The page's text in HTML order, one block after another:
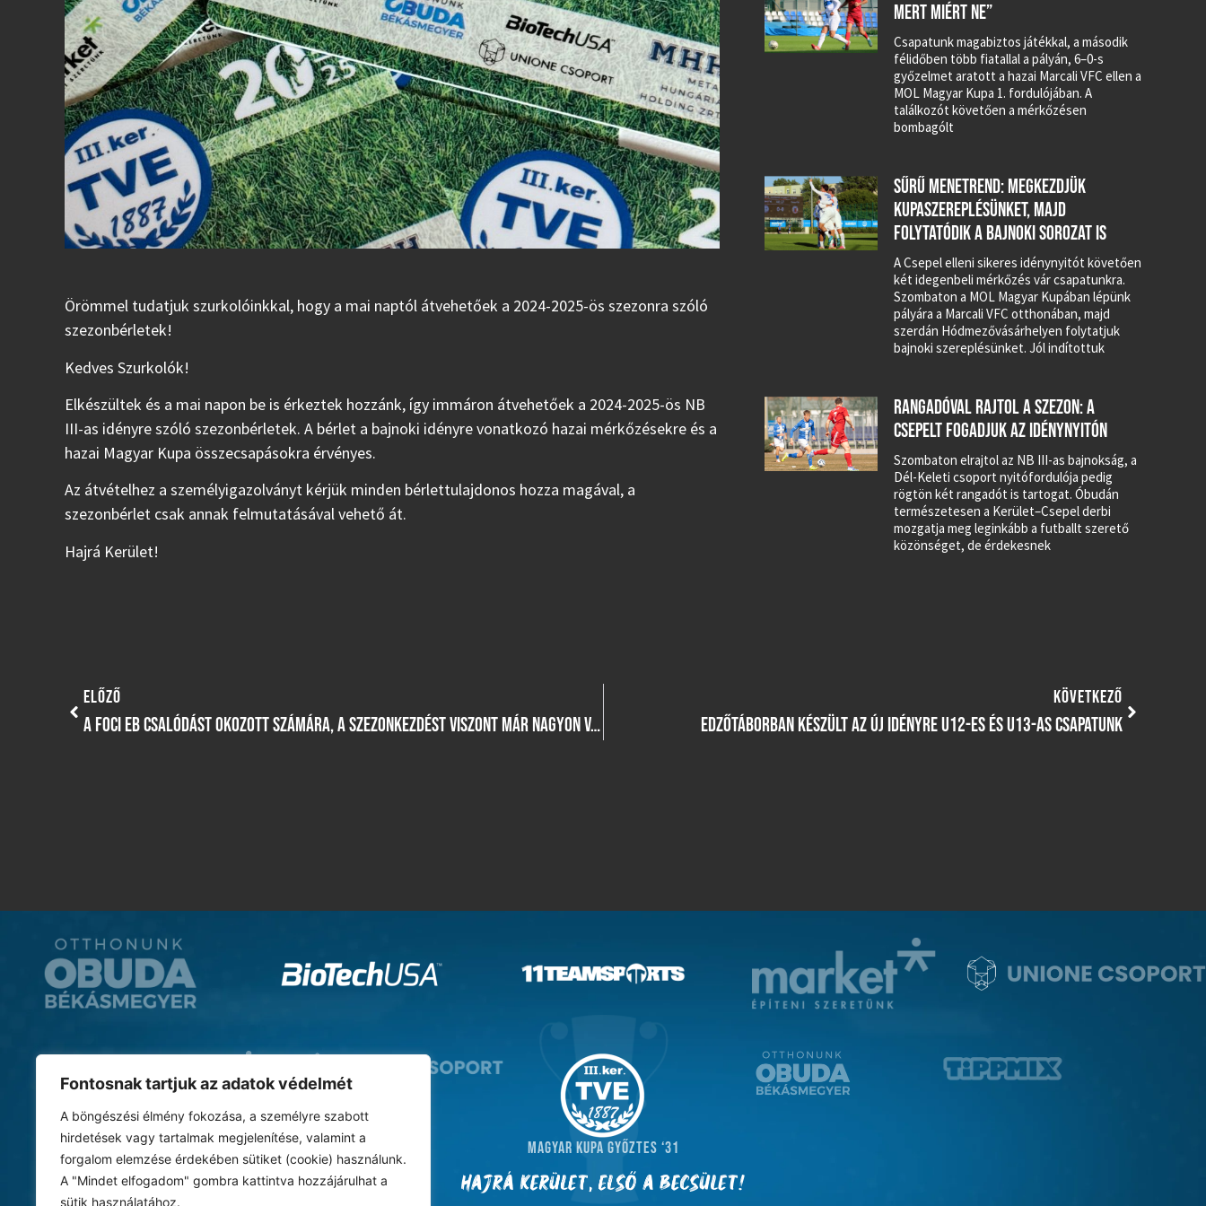
Fontosnak tartjuk az adatok védelmét
A böngészési élmény fokozása, a személyre szabott
hirdetések vagy tartalmak megjelenítése, valamint a
forgalom elemzése érdekében sütiket (cookie) használunk.
A "Mindet elfogadom" gombra kattintva hozzájárulhat a
sütik használatához.
Örömmel tudatjuk szurkolóinkkal, hogy a mai naptól átvehetőek a 2024-2025-ös szezonra szóló
szezonbérletek!
Kedves Szurkolók!
Elkészültek és a mai napon be is érkeztek hozzánk, így immáron átvehetőek a 2024-2025-ös NB
III-as idényre szóló szezonbérletek. A bérlet a bajnoki idényre vonatkozó hazai mérkőzésekre és a
hazai Magyar Kupa összecsapásokra érvényes.
Az átvételhez a személyigazolványt kérjük minden bérlettulajdonos hozza magával, a
szezonbérlet csak annak felmutatásával vehető át.
Hajrá Kerület!
MERT MIÉRT NE”
Csapatunk magabiztos játékkal, a második
félidőben több fiatallal a pályán, 6–0-s
győzelmet aratott a hazai Marcali VFC ellen a
MOL Magyar Kupa 1. fordulójában. A
találkozót követően a mérkőzésen
bombagólt
SŰRŰ MENETREND: MEGKEZDJÜK
KUPASZEREPLÉSÜNKET, MAJD
FOLYTATÓDIK A BAJNOKI SOROZAT IS
A Csepel elleni sikeres idénynyitót követően
két idegenbeli mérkőzés vár csapatunkra.
Szombaton a MOL Magyar Kupában lépünk
pályára a Marcali VFC otthonában, majd
szerdán Hódmezővásárhelyen folytatjuk
bajnoki szereplésünket. Jól indítottuk
RANGADÓVAL RAJTOL A SZEZON: A
CSEPELT FOGADJUK AZ IDÉNYNYITÓN
Szombaton elrajtol az NB III-as bajnokság, a
Dél-Keleti csoport nyitófordulója pedig
rögtön két rangadót is tartogat. Óbudán
természetesen a Kerület–Csepel derbi
mozgatja meg leginkább a futballt szerető
közönséget, de érdekesnek
ELŐZŐ
A FOCI EB CSALÓDÁST OKOZOTT SZÁMÁRA, A SZEZONKEZDÉST VISZONT MÁR NAGYON VÁRJA HARMATI TAMÁS
KÖVETKEZŐ
EDZŐTÁBORBAN KÉSZÜLT AZ ÚJ IDÉNYRE U12-ES ÉS U13-AS CSAPATUNK
MAGYAR KUPA GYŐZTES ‘31